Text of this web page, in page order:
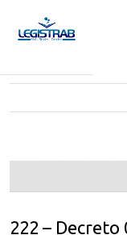
222 – Decreto